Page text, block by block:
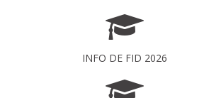
INFO DE FID 2026